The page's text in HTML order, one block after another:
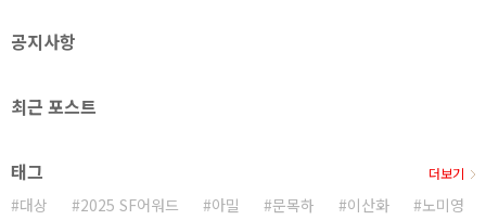
정보라 《붉은 칼》 교보 알라딘 ..
공지사항
최근 포스트
태그
대상 2025 SF어워드 아밀 문목하 이산화
노미영
더보기